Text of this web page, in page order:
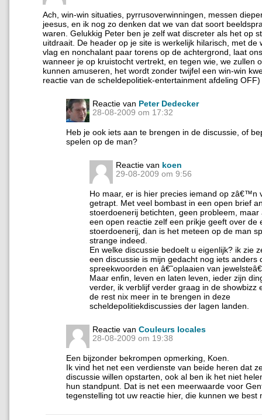
Ach, win-win situaties, pyrrusoverwinningen, messen
jeesus, en ik nog zo denken dat we van dat soort
waren. Gelukkig Peter ben je zelf wat discreter als het op
uitdraait. De header op je site is werkelijk hilarisch, met de
vlag en nonchalant paar torens op de achtergrond, laat
wanneer je op kruistocht vertrekt, en tegen wie, we zullen
kunnen amuseren, het wordt zonder twijfel een win-win
reactie van de scheldepolitiek-entertainment afdeling OFF)
Reactie van Peter Dedecker
28-08-2009 om 17:32
Heb je ook iets aan te brengen in de discussie, of
spelen op de man?
Reactie van koen
29-08-2009 om 9:56
Ho maar, er is hier precies iemand op zâ€™n
getrapt. Met veel bombast in een open brief
stoerdoenerij betichten, geen probleem, maar
een open reactie zelf een prikje geeft over de
stoerdoenerij, dan is het meteen op de man
strange indeed.
En welke discussie bedoelt u eigenlijk? ik zie
een discussie is mijn gedacht nog iets anders
spreekwoorden en â€˜oplaaien van
Maar enfin, leven en laten leven, ieder zijn
verder, ik verblijf verder graag in de showbizz
de rest nix meer in te brengen in deze
scheldepolitiekdiscussies der lagen landen.
Reactie van Couleurs locales
28-08-2009 om 19:38
Een bijzonder bekrompen opmerking, Koen.
Ik vind het net een verdienste van beide heren dat
discussie willen opstarten, ook al ben ik het niet
hun standpunt. Dat is net een meerwaarde voor
tegenstelling tot uw reactie hier, die kunnen we best